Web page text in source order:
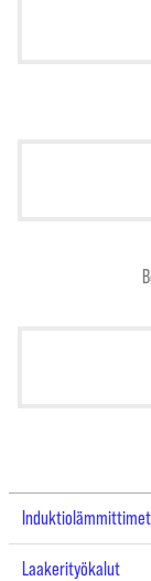
Induktiolämmittimet
Laakerityökalut